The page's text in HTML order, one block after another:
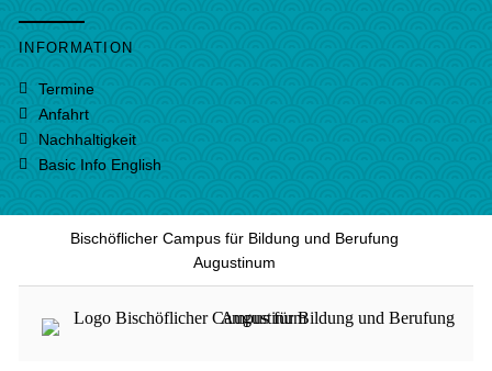
INFORMATION
Termine
Anfahrt
Nachhaltigkeit
Basic Info English
Bischöflicher Campus für Bildung und Berufung
Augustinum